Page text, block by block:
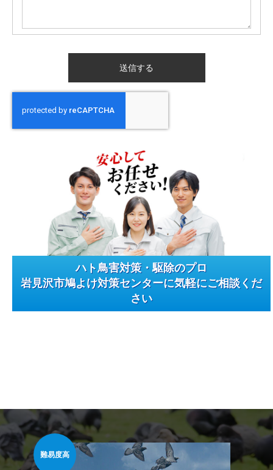
ハト鳥害対策・駆除のプロ
岩見沢市鳩よけ対策センターに気軽にご相談くだ
さい
難易度高